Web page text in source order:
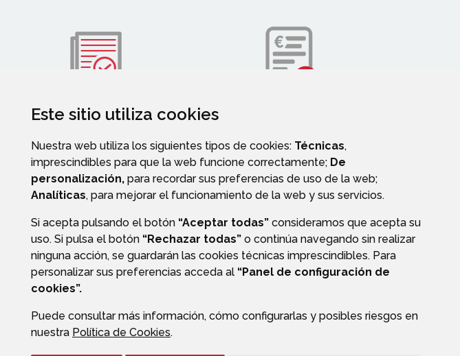
Este sitio utiliza cookies
Nuestra web utiliza los siguientes tipos de cookies: Técnicas,
imprescindibles para que la web funcione correctamente; De
personalización, para recordar sus preferencias de uso de la web;
Analíticas, para mejorar el funcionamiento de la web y sus servicios.
Si acepta pulsando el botón “Aceptar todas” consideramos que acepta su
uso. Si pulsa el botón “Rechazar todas” o continúa navegando sin realizar
ninguna acción, se guardarán las cookies técnicas imprescindibles. Para
personalizar sus preferencias acceda al “Panel de configuración de
cookies”.
Puede consultar más información, cómo configurarlas y posibles riesgos en
nuestra Política de Cookies.
SERVICIOS SOCIALES
PERFIL DEL CONTRATANTE